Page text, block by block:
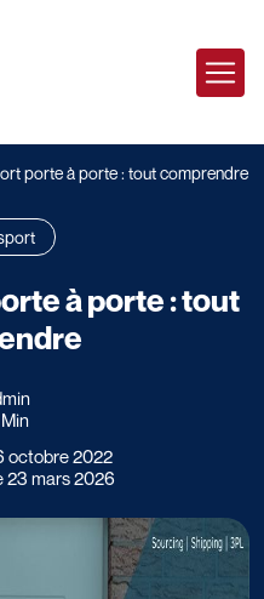
porte à porte : tout comprendre
à porte : tout
Min
octobre 2022
23 mars 2026